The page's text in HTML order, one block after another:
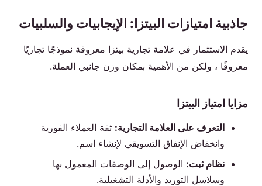
جاذبية امتيازات البيتزا: الإيجابيات والسلبيات
يقدم الاستثمار في علامة تجارية بيتزا معروفة نموذجًا تجاريًا
معروفًا ، ولكن من الأهمية بمكان وزن جانبي العملة.
مزايا امتياز البيتزا
التعرف على العلامة التجارية: ثقة العملاء الفورية
وانخفاض الإنفاق التسويقي لإنشاء اسم.
نظام ثبت: الوصول إلى الوصفات المعمول بها
وسلاسل التوريد والأدلة التشغيلية.